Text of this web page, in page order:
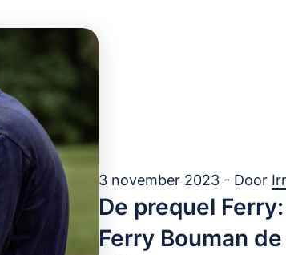
3 november 2023 - Door
De prequel
Ferry Bouman